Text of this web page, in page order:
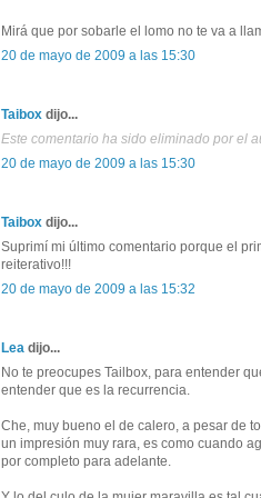
Mirá que por sobarle el lomo no te va a
20 de mayo de 2009 a las 15:30
Taibox dijo...
Este comentario ha sido eliminado por el
20 de mayo de 2009 a las 15:30
Taibox dijo...
Suprimí mi último comentario porque el
reiterativo!!!
20 de mayo de 2009 a las 15:32
Lea dijo...
No te preocupes Tailbox, para entender
entender que es la recurrencia.
Che, muy bueno el de calero, a pesar de
un impresión muy rara, es como cuando
por completo para adelante.